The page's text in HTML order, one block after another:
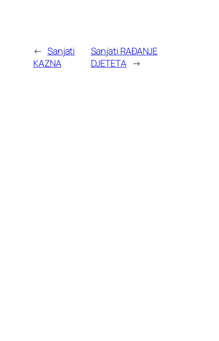
← Sanjati
KAZNA
Sanjati RAĐANJE
DJETETA →